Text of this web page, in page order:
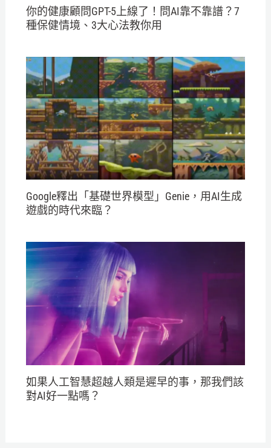
你的健康顧問GPT-5上線了！問AI靠不靠譜？7
種保健情境、3大心法教你用
Google釋出「基礎世界模型」Genie，用AI生成
遊戲的時代來臨？
如果人工智慧超越人類是遲早的事，那我們該
對AI好一點嗎？